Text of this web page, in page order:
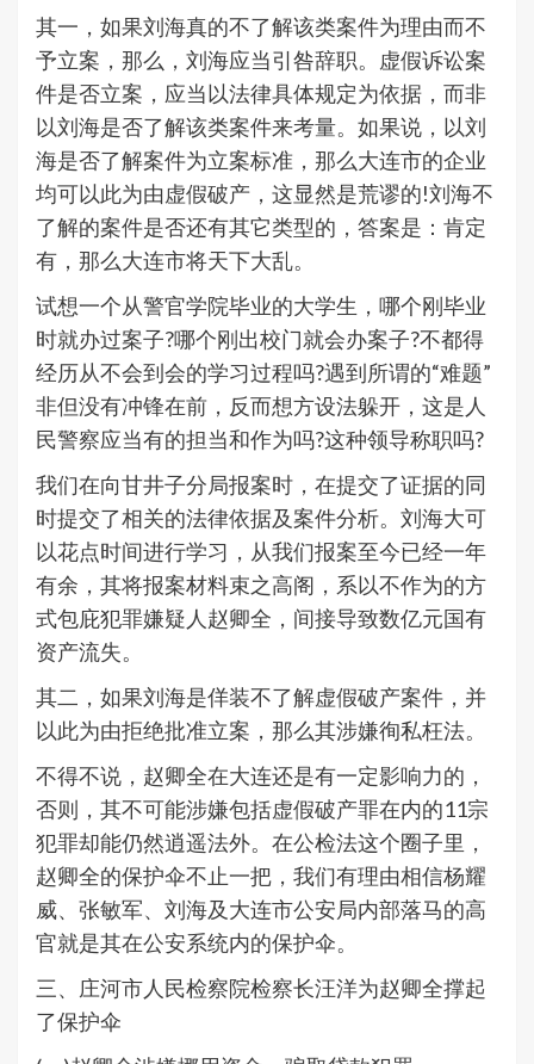
其一，如果刘海真的不了解该类案件为理由而不
予立案，那么，刘海应当引咎辞职。虚假诉讼案
件是否立案，应当以法律具体规定为依据，而非
以刘海是否了解该类案件来考量。如果说，以刘
海是否了解案件为立案标准，那么大连市的企业
均可以此为由虚假破产，这显然是荒谬的!刘海不
了解的案件是否还有其它类型的，答案是：肯定
有，那么大连市将天下大乱。
试想一个从警官学院毕业的大学生，哪个刚毕业
时就办过案子?哪个刚出校门就会办案子?不都得
经历从不会到会的学习过程吗?遇到所谓的“难题”
非但没有冲锋在前，反而想方设法躲开，这是人
民警察应当有的担当和作为吗?这种领导称职吗?
我们在向甘井子分局报案时，在提交了证据的同
时提交了相关的法律依据及案件分析。刘海大可
以花点时间进行学习，从我们报案至今已经一年
有余，其将报案材料束之高阁，系以不作为的方
式包庇犯罪嫌疑人赵卿全，间接导致数亿元国有
资产流失。
其二，如果刘海是佯装不了解虚假破产案件，并
以此为由拒绝批准立案，那么其涉嫌徇私枉法。
不得不说，赵卿全在大连还是有一定影响力的，
否则，其不可能涉嫌包括虚假破产罪在内的11宗
犯罪却能仍然逍遥法外。在公检法这个圈子里，
赵卿全的保护伞不止一把，我们有理由相信杨耀
威、张敏军、刘海及大连市公安局内部落马的高
官就是其在公安系统内的保护伞。
三、庄河市人民检察院检察长汪洋为赵卿全撑起
了保护伞